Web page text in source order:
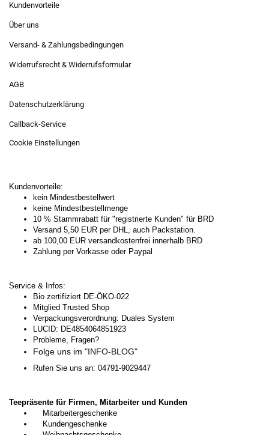
Kundenvorteile
Über uns
Versand- & Zahlungsbedingungen
Widerrufsrecht & Widerrufsformular
AGB
Datenschutzerklärung
Callback-Service
Cookie Einstellungen
Kundenvorteile:
kein Mindestbestellwert
keine Mindestbestellmenge
10 % Stammrabatt für "registrierte Kunden" für BRD
Versand 5,50 EUR per DHL, auch Packstation.
ab 100,00 EUR versandkostenfrei innerhalb BRD
Zahlung per Vorkasse oder Paypal
Service & Infos:
Bio zertifiziert DE-ÖKO-022
Mitglied Trusted Shop
Verpackungsverordnung: Duales System
LUCID: DE4854064851923
Probleme, Fragen?
Folge uns im "INFO-BLOG"
Rufen Sie uns an: 04791-9029447
Teepräsente für Firmen, Mitarbeiter und Kunden
Mitarbeitergeschenke
Kundengeschenke